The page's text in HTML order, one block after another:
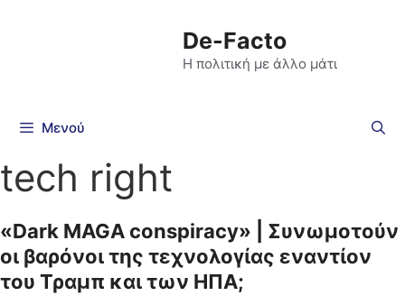
De-Facto
Η πολιτική με άλλο μάτι
Μενού
tech right
«Dark MAGA conspiracy» | Συνωμοτούν
οι βαρόνοι της τεχνολογίας εναντίον
του Τραμπ και των ΗΠΑ;